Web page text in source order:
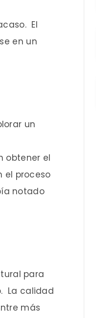
El
en un
un
obtener el
el proceso
notado
para
La calidad
más